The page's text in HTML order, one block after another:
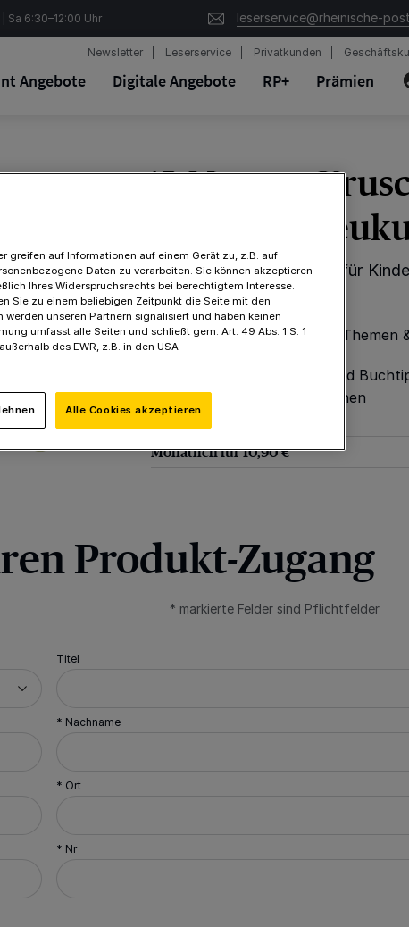
Sa 6:30–12:00 Uhr leserservice@rheinische-
Newsletter Leserservice Privatkunden
Angebote Digitale Angebote RP+ Prämien
12 Monate
lesen, für
Eine hochwertige Zeitung für
Jahren
Kindgerecht aufbereitete Themen
Nachrichten
Tolle Ausflugs-, Spiele- und
Spannende Mitmachaktionen
Monatlich für 10,90 €
Produkt-Zugang
* markierte Felder sind Pflichtfelder
Titel
* Nachname
* Ort
* Nr
greifen auf Informationen auf einem Gerät zu, z.B. auf
Daten zu verarbeiten. Sie können akzeptieren
Ihres Widerspruchsrechts bei berechtigtem Interesse.
Sie zu einem beliebigen Zeitpunkt die Seite mit den
unseren Partnern signalisiert und haben keinen
umfasst alle Seiten und schließt gem. Art. 49 Abs. 1 S. 1
des EWR, z.B. in den USA
Alle Cookies akzeptieren